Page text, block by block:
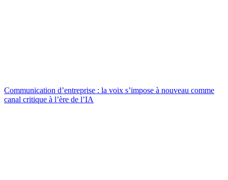
Communication d’entreprise : la voix s’impose à nouveau comme
canal critique à l’ère de l’IA